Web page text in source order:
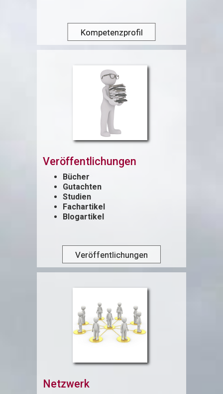
Kompetenzprofil
Veröffentlichungen
Bücher
Gutachten
Studien
Fachartikel
Blogartikel
Veröffentlichungen
Netzwerk